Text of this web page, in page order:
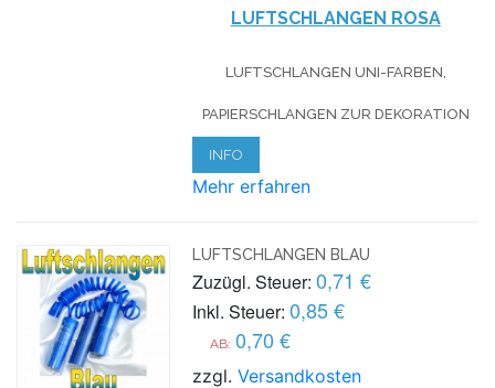
LUFTSCHLANGEN ROSA
LUFTSCHLANGEN UNI-FARBEN,
PAPIERSCHLANGEN ZUR DEKORATION
INFO
Mehr erfahren
LUFTSCHLANGEN BLAU
Zuzügl. Steuer: 0,71 €
Inkl. Steuer: 0,85 €
AB: 0,70 €
zzgl.Versandkosten